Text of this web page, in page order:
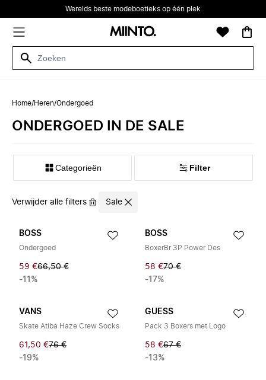
Werelds beste modeboetieks op één plek
Home/Heren/Ondergoed
ONDERGOED IN DE SALE
Categorieën Filter
Verwijder alle filters Sale
BOSS
Ondergoed
59 €66,50 €
-11%
BOSS
BoxerBr 3P Power Des
58 €70 €
-17%
VANS
Skate Atiba Haze Crew Socks
61,50 €76 €
-19%
GUESS
Pack 3 Boxers met Logo
58 €67 €
-13%